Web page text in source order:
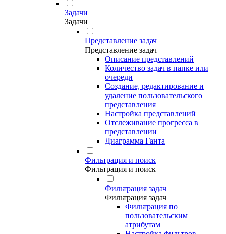
Задачи
Задачи
Представление задач
Представление задач
Описание представлений
Количество задач в папке или
очереди
Создание, редактирование и
удаление пользовательского
представления
Настройка представлений
Отслеживание прогресса в
представлении
Диаграмма Ганта
Фильтрация и поиск
Фильтрация и поиск
Фильтрация задач
Фильтрация задач
Фильтрация по
пользовательским
атрибутам